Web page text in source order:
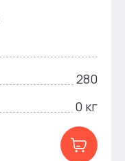
280
0 кг